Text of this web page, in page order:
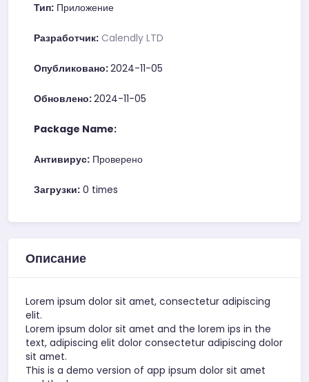
Тип: Приложение
Разработчик: Calendly LTD
Опубликовано:2024-11-05
Обновлено:2024-11-05
Package Name:
Антивирус: Проверено
Загрузки: 0 times
Описание
Lorem ipsum dolor sit amet, consectetur adipiscing
elit.
Lorem ipsum dolor sit amet and the lorem ips in the
text, adipiscing elit dolor consectetur adipiscing dolor
sit amet.
This is a demo version of app ipsum dolor sit amet